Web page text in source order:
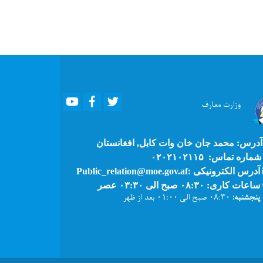
وزارت معارف Youtube Facebook
محمد جان خان وات کابل, افغانستان
شماره تماس: ۰۲۰۲۱۰۲۱۱۵
آدرس الکترونیکی :Public_relation@moe.gov.af
ساعات کاری: ۰۸:۳۰ صبح الی ۰۳:۳۰ عصر
پنجشنبه: